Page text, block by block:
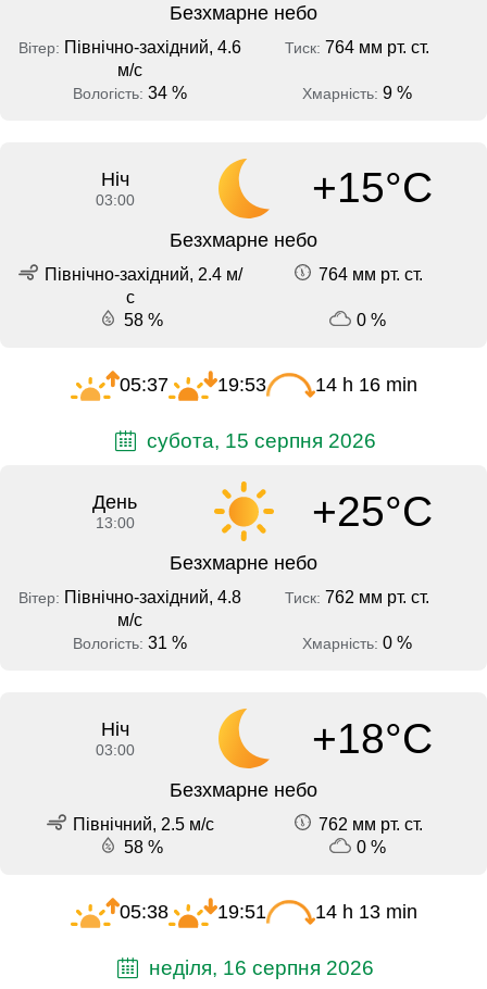
Безхмарне небо
Вітер: Північно-західний, 4.6
м/с
Тиск: 764 мм рт. ст.
Вологість: 34 % Хмарність: 9 %
Ніч
03:00 +15°C
Безхмарне небо
Північно-західний, 2.4 м/
с
764 мм рт. ст.
58 % 0 %
05:37 19:53 14 h 16 min
субота, 15 серпня 2026
День
13:00 +25°C
Безхмарне небо
Вітер: Північно-західний, 4.8
м/с
Тиск: 762 мм рт. ст.
Вологість: 31 % Хмарність: 0 %
Ніч
03:00 +18°C
Безхмарне небо
Північний, 2.5 м/с
762 мм рт. ст.
58 %
0 %
05:38 19:51 14 h 13 min
неділя, 16 серпня 2026